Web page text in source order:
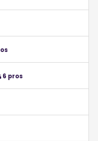
6 pros